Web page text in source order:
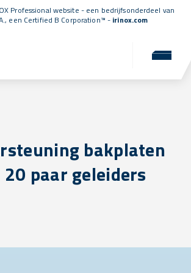
Professional website - een bedrijfsonderdeel van
een Certified B Corporation™ - irinox.com
bakplaten
paar geleiders